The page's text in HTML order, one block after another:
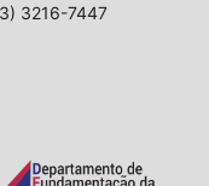
3216-7447